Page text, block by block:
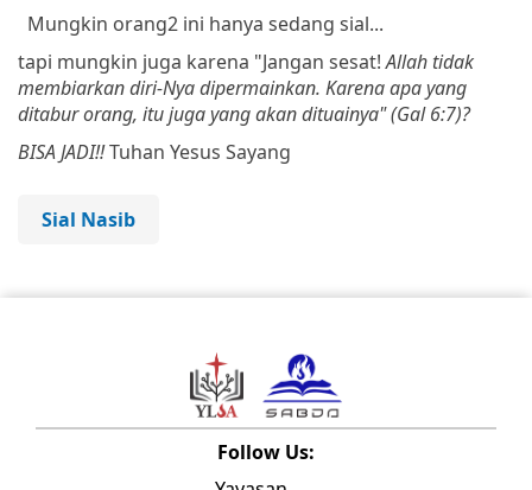
Mungkin orang2 ini hanya sedang sial...
tapi mungkin juga karena "Jangan sesat!Allah tidak
membiarkandiri-Nyadipermainkan. Karenaapayang
ditaburorang, itujugayangakandituainya" (Gal 6:7)?
BISA JADI!!Tuhan Yesus Sayang
Sial Nasib
Follow Us: